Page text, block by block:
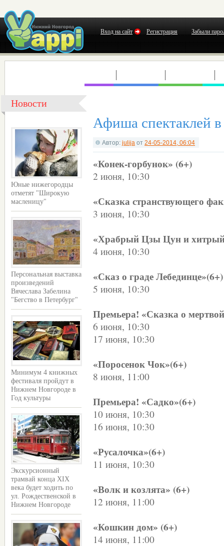
Вход на сайт Регистрация Забыли
Новости
Юные нижегородцы
отметят "Широкую
масленицу"
Персональная выставка
произведений
Вячеслава Забелина
"Бегство в Петербург"
Минимум 4 книжных
фестиваля пройдут в
Нижнем Новгороде в
Год культуры
Экскурсионный
трамвай конца XIX
века будет ходить по
ул. Рождественской в
Нижнем Новгороде
Афиша спектаклей
Автор: julija от 24-05-2014, 06:04
«Конек-горбунок» (6+)
2 июня, 10:30
«Сказка странствующего
3 июня, 10:30
«Храбрый Цзы Цун и
4 июня, 10:30
«Сказ о граде Лебединце»(6+)
5 июня, 10:30
Премьера! «Сказка о
6 июня, 10:30
17 июня, 10:30
«Поросенок Чок»(6+)
8 июня, 11:00
Премьера! «Садко»(6+)
10 июня, 10:30
16 июня, 10:30
«Русалочка»(6+)
11 июня, 10:30
«Волк и козлята» (6+)
12 июня, 11:00
«Кошкин дом» (6+)
14 июня, 11:00